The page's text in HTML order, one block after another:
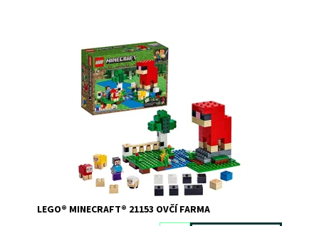
Starej se o Minecraft™ ovce a stavěj na farmě modely z
kostek vlny!
Dostupnost:
Skladem1
8015
LEGO® MINECRAFT® 21153 OVČÍ FARMA